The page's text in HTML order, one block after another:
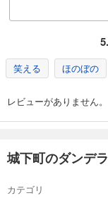
笑える ほのぼの
レビューがありません。
城下町のダンデ
カテゴリ